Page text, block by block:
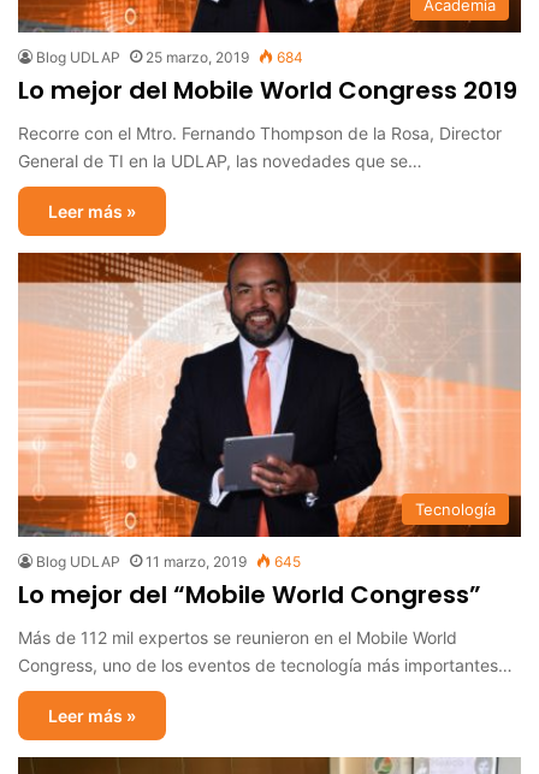
Academia
Blog UDLAP 25 marzo, 2019 684
Lo mejor del Mobile World Congress 2019
Recorre con el Mtro. Fernando Thompson de la Rosa, Director
General de TI en la UDLAP, las novedades que se…
Leer más »
Tecnología
Blog UDLAP 11 marzo, 2019 645
Lo mejor del “Mobile World Congress”
Más de 112 mil expertos se reunieron en el Mobile World
Congress, uno de los eventos de tecnología más importantes…
Leer más »